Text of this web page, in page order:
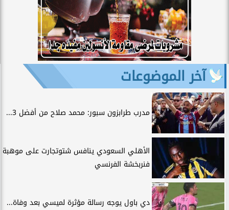
آخر الموضوعات
مدرب طرابزون سبور: محمد صلاح من أفضل 3...
الأهلي السعودي ينافس شتوتجارت على موهبة
فنربخشة الفرنسي
دي باول يوجه رسالة مؤثرة لميسي بعد وفاة...